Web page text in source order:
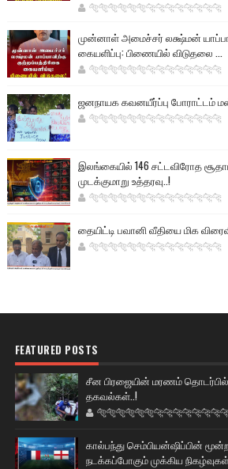
🐅🐅🐅🐅🐅🐅🐆🐆🐆🐆🐆🐆🐆🐆
முன்னாள் அமைச்சர் லக்ஷ்மன்
கையளிப்பு: பிணையில் விடுதலை ...
🐅🐅🐅🐅🐅🐅🐆🐆🐆🐆🐆🐆🐆🐆
ஜனநாயக கவனயீர்ப்பு போராட்டம்
🐅🐅🐅🐅🐅🐅🐆🐆🐆🐆🐆🐆🐆🐆
இலங்கையில் 146 சட்டவிரோத
முடக்குமாறு உத்தரவு..!
🐅🐅🐅🐅🐅🐅🐆🐆🐆🐆🐆🐆🐆🐆
தையிட்டி பவானி வீதியை மிக
🐅🐅🐅🐅🐅🐅🐆🐆🐆🐆🐆🐆🐆🐆
FEATURED POSTS
சீன பிரஜையின் மரணம் தொடர்பில்
தகவல்கள்..!
கால்பந்து செம்பியன்ஷிப்பின்
நடக்கப்போகும் முக்கிய